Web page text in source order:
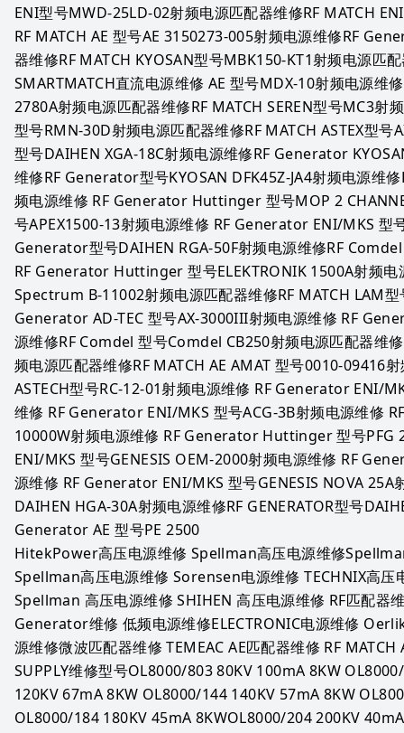
ENI型号MWD-25LD-02射频电源匹配器维修RF MATCH
RF MATCH AE 型号AE 3150273-005射频电源维修RF
器维修RF MATCH KYOSAN型号MBK150-KT1射频电源匹
SMARTMATCH直流电源维修 AE 型号MDX-10射频电源维
2780A射频电源匹配器维修RF MATCH SEREN型号MC3射
型号RMN-30D射频电源匹配器维修RF MATCH ASTEX型
型号DAIHEN XGA-18C射频电源维修RF Generator
维修RF Generator型号KYOSAN DFK45Z-JA4射频电源维
频电源维修 RF Generator Huttinger 型号MOP 2
号APEX1500-13射频电源维修 RF Generator ENI/MKS 型
Generator型号DAIHEN RGA-50F射频电源维修RF
RF Generator Huttinger 型号ELEKTRONIK 1500A射频
Spectrum B-11002射频电源匹配器维修RF MATCH LAM
Generator AD-TEC 型号AX-3000III射频电源维修 RF
源维修RF Comdel 型号Comdel CB250射频电源匹配器维修
频电源匹配器维修RF MATCH AE AMAT 型号0010-09416
ASTECH型号RC-12-01射频电源维修 RF Generator ENI/
维修 RF Generator ENI/MKS 型号ACG-3B射频电源维修
10000W射频电源维修 RF Generator Huttinger 型号PFG
ENI/MKS 型号GENESIS OEM-2000射频电源维修 RF
源维修 RF Generator ENI/MKS 型号GENESIS NOVA
DAIHEN HGA-30A射频电源维修RF GENERATOR型号
Generator AE 型号PE 2500
HitekPower高压电源维修 Spellman高压电源维修
Spellman高压电源维修 Sorensen电源维修 TECHNIX高压
Spellman 高压电源维修 SHIHEN 高压电源维修 RF匹配器
Generator维修 低频电源维修ELECTRONIC电源维修
源维修微波匹配器维修 TEMEAC AE匹配器维修 RF
SUPPLY维修型号OL8000/803 80KV 100mA 8KW
120KV 67mA 8KW OL8000/144 140KV 57mA 8KW
OL8000/184 180KV 45mA 8KWOL8000/204 200KV